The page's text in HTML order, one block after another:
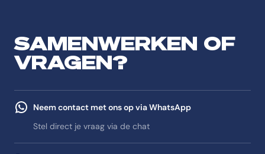
SAMENWERKEN OF
VRAGEN?
Neem contact met ons op via WhatsApp
Stel direct je vraag via de chat